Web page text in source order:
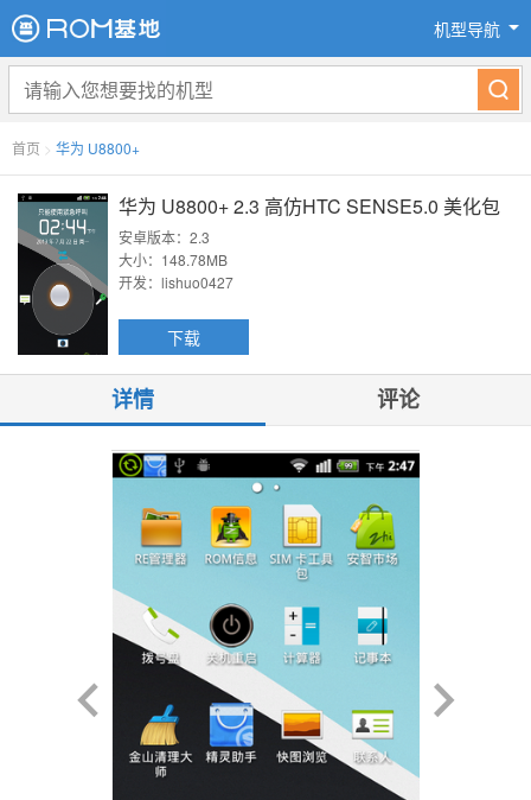
机型导航
首页 > 华为 U8800+
华为 U8800+ 2.3 高仿HTC SENSE5.0 美化包
安卓版本：2.3
大小：148.78MB
开发：lishuo0427
下载
详情 评论